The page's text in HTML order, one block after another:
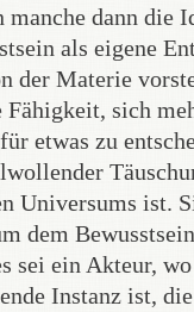
dann die
als eigene
der Materie
Fähigkeit, sich
etwas zu
Universums ist.
dem
sei ein Akteur,
Instanz ist,